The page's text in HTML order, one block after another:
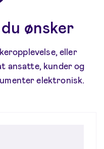
ønsker
eller
ansatte, kunder og
elektronisk.